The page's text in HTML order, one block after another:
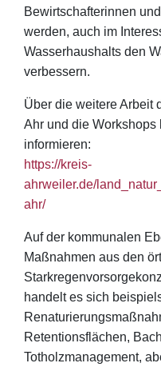
Bewirtschafterinnen
werden, auch im
Wasserhaushalts den
verbessern.
Über die weitere Arbeit
Ahr und die
informieren:
https://kreis-
ahrweiler.de/
ahr/
Auf der kommunalen
Maßnahmen aus den
handelt es sich
Retentionsflächen,
Totholzmanagement,